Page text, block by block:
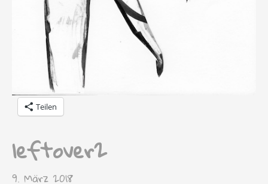
Teilen
leftover2
9. März 2018